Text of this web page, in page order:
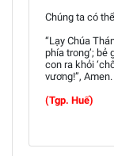
Chúng ta có
“Lạy Chúa
phía trong’; bẻ
con ra khỏi
vương!”, Amen.
(Tgp. Huế)